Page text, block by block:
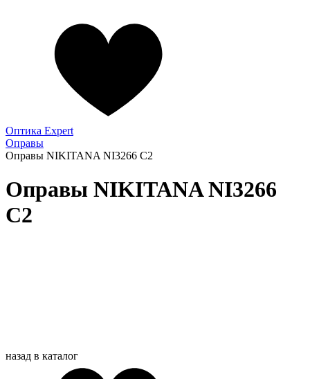
Оптика Expert
Оправы
Оправы NIKITANA NI3266 C2
Оправы NIKITANA NI3266
C2
назад в каталог